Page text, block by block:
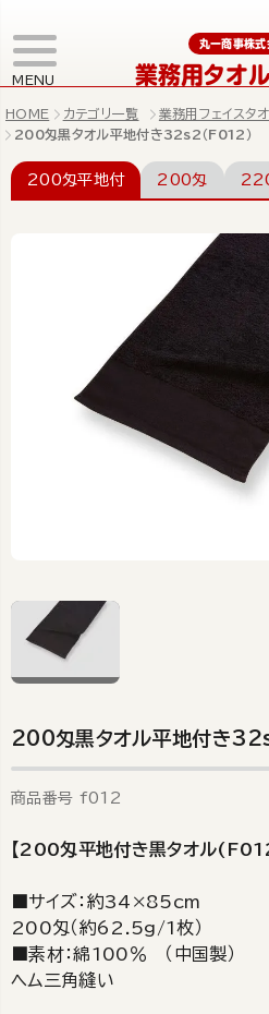
MENU
丸一商事株式
業務用タオ
HOME カテゴリ一覧
業務用フェイスタ
200匁黒タオル平地付き32s2（F012）
200匁平地付 200匁
200匁黒タオル平地付き
商品番号 f012
【200匁平地付き黒タオル
■サイズ：約34×85cm
200匁（約62.5g/1枚）
■素材：綿100％ （中国製）
ヘム三角縫い